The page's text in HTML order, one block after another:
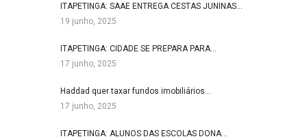
ITAPETINGA: SAAE ENTREGA CESTAS JUNINAS…
19 junho, 2025
ITAPETINGA: CIDADE SE PREPARA PARA…
17 junho, 2025
Haddad quer taxar fundos imobiliários…
17 junho, 2025
ITAPETINGA: ALUNOS DAS ESCOLAS DONA…